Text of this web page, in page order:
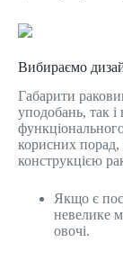
Вибираємо
Габарити
уподобань, так і
корисних порад,
конструкцією
Якщо є
невелике
овочі.